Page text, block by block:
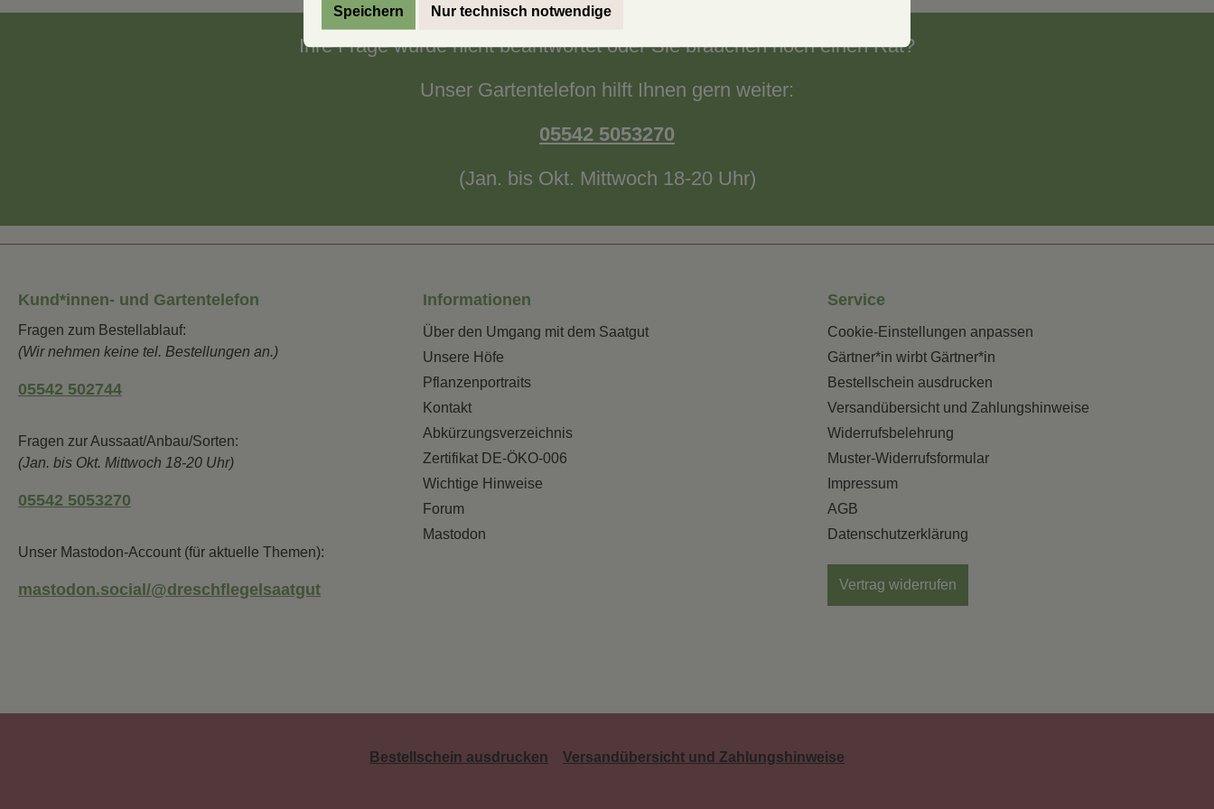
Ihre Frage wurde nicht beantwortet oder Sie brauchen noch einen Rat?
Unser Gartentelefon hilft Ihnen gern weiter:
05542 5053270
(Jan. bis Okt. Mittwoch 18-20 Uhr)
Kund*innen- und Gartentelefon
Fragen zum Bestellablauf:
(Wir nehmen keine tel. Bestellungen an.)
05542 502744
Fragen zur Aussaat/Anbau/Sorten:
(Jan. bis Okt. Mittwoch 18-20 Uhr)
05542 5053270
Unser Mastodon-Account (für aktuelle Themen):
mastodon.social/@dreschflegelsaatgut
Informationen
Über den Umgang mit dem Saatgut
Unsere Höfe
Pflanzenportraits
Kontakt
Abkürzungsverzeichnis
Zertifikat DE-ÖKO-006
Wichtige Hinweise
Forum
Mastodon
Service
Cookie-Einstellungen anpassen
Gärtner*in wirbt Gärtner*in
Bestellschein ausdrucken
Versandübersicht und Zahlungshinweise
Widerrufsbelehrung
Muster-Widerrufsformular
Impressum
AGB
Datenschutzerklärung
Vertrag widerrufen
Bestellschein ausdrucken Versandübersicht und Zahlungshinweise
Speichern Nur technisch notwendige